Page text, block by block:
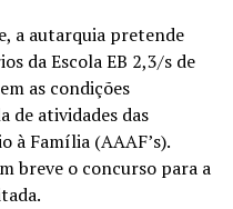
a autarquia pretende
da Escola EB 2,3/s de
as condições
de atividades das
à Família (AAAF’s).
breve o concurso para a